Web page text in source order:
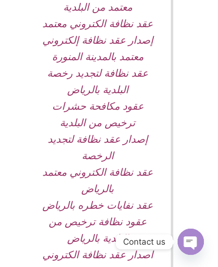
معتمد من البلدية
عقد نظافة الكتروني معتمد
إصدار عقد نظافة إلكتروني
معتمد بالمدينة المنورة
عقد نظافة لتجديد رخصة
البلدية بالرياض
عقود مكافحة حشرات
ترخيص من البلدية
إصدار عقد نظافة لتجديد
الرخصة
عقد نظافة الكتروني معتمد
بالرياض
عقد نفايات خطره بالرياض
عقود نظافة ترخيص من
البلدية بالرياض
اصدار عقد نظافة الكتروني
Contact us